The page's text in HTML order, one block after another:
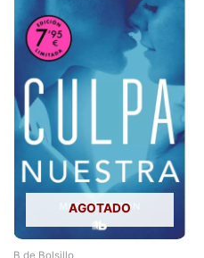
AGOTADO
B de Bolsillo